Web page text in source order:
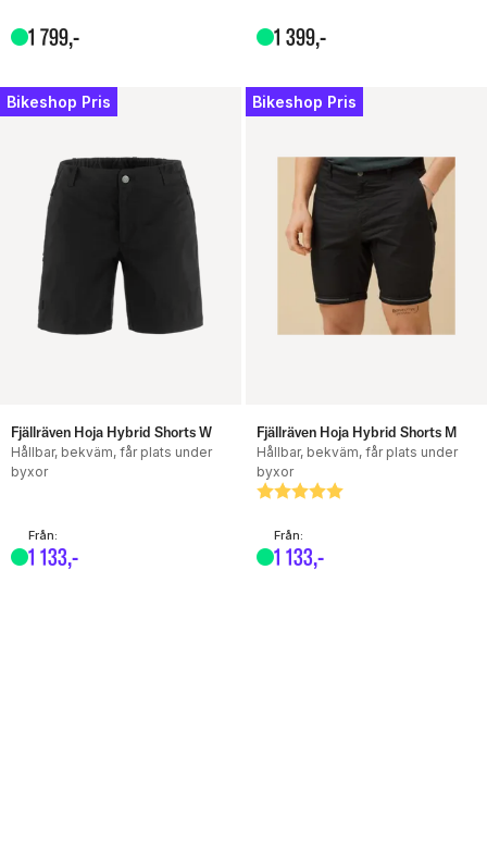
1 799,- 1 399,-
Bikeshop Pris
Fjällräven Hoja Hybrid Shorts W
Hållbar, bekväm, får plats under
byxor
1 133,-
Från:
Bikeshop Pris
Fjällräven Hoja Hybrid Shorts M
Hållbar, bekväm, får plats under
byxor
Betyg:
5.0 utav 5 stjärnor
1 133,-
Från: